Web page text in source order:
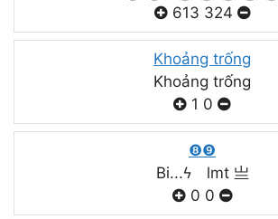
613 324
Khoảng trống
Khoảng trống
1 0
❽❾
Bi...ϟ lmt 亗
0 0